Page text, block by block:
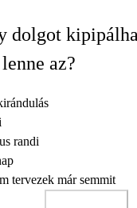
dolgot
az?
randi
tervezek már semmit